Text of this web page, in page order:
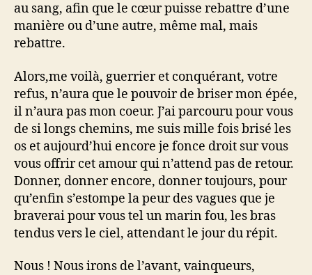
au sang, afin que le cœur puisse rebattre d’une
manière ou d’une autre, même mal, mais
rebattre.
Alors,me voilà, guerrier et conquérant, votre
refus, n’aura que le pouvoir de briser mon épée,
il n’aura pas mon coeur. J’ai parcouru pour vous
de si longs chemins, me suis mille fois brisé les
os et aujourd’hui encore je fonce droit sur vous
vous offrir cet amour qui n’attend pas de retour.
Donner, donner encore, donner toujours, pour
qu’enfin s’estompe la peur des vagues que je
braverai pour vous tel un marin fou, les bras
tendus vers le ciel, attendant le jour du répit.
Nous ! Nous irons de l’avant, vainqueurs,